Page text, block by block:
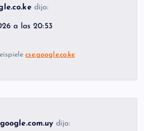
dijo:
a las 20:53
cse.google.co.ke
dijo: